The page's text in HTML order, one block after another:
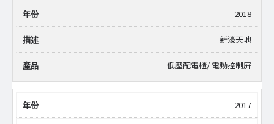
2018
新濠天地
低壓配電櫃/ 電動控制屏
2017